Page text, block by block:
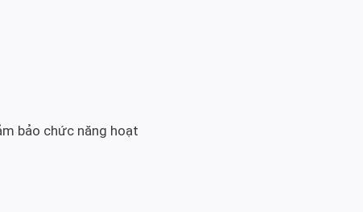
bảo chức năng hoạt